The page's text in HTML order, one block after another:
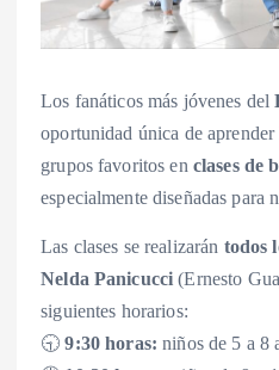
Los fanáticos más jóvenes del
oportunidad única de
grupos favoritos en clases de
especialmente diseñadas para
Las clases se realizarán todos
Nelda Panicucci (Ernesto
siguientes horarios:
🕤9:30 horas: niños de 5 a 8